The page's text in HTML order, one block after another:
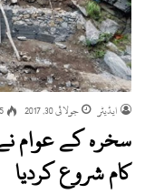
ایڈیٹر جولائی 30, 2017
سخرہ کے عوام
کام شروع کردیا